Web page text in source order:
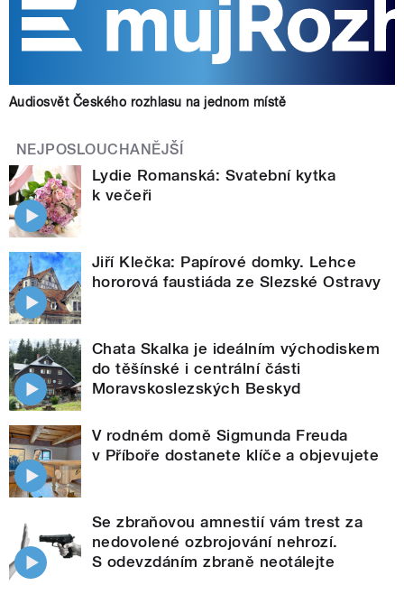
Audiosvět Českého rozhlasu na jednom místě
NEJPOSLOUCHANĚJŠÍ
Lydie Romanská: Svatební kytka
k večeři
Jiří Klečka: Papírové domky. Lehce
hororová faustiáda ze Slezské Ostravy
Chata Skalka je ideálním východiskem
do těšínské i centrální části
Moravskoslezských Beskyd
V rodném domě Sigmunda Freuda
v Příboře dostanete klíče a objevujete
Se zbraňovou amnestií vám trest za
nedovolené ozbrojování nehrozí.
S odevzdáním zbraně neotálejte